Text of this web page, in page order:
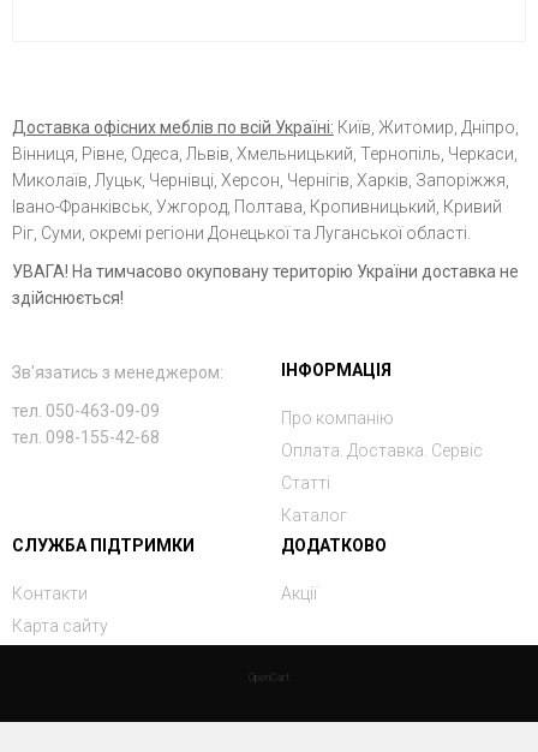
Доставка офісних меблів по всій Україні: Київ, Житомир, Дніпро,
Вінниця, Рівне, Одеса, Львів, Хмельницький, Тернопіль, Черкаси,
Миколаїв, Луцьк, Чернівці, Херсон, Чернігів, Харків, Запоріжжя,
Івано-Франківськ, Ужгород, Полтава, Кропивницький, Кривий
Ріг, Суми, окремі регіони Донецької та Луганської області.
УВАГА! На тимчасово окуповану територію України доставка не
здійснюється!
Зв'язатись з менеджером:
тел. 050-463-09-09
тел. 098-155-42-68
ІНФОРМАЦІЯ
Про компанію
Оплата. Доставка. Сервіс
Статті
Каталог
СЛУЖБА ПІДТРИМКИ
Контакти
Карта сайту
ДОДАТКОВО
Акції
OpenCart